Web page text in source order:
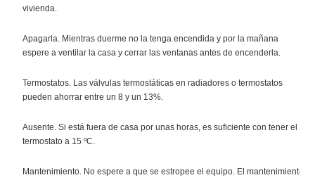
vivienda.
Apagarla. Mientras duerme no la tenga encendida y por la mañana
espere a ventilar la casa y cerrar las ventanas antes de encenderla.
Termostatos. Las válvulas termostáticas en radiadores o termostatos
pueden ahorrar entre un 8 y un 13%.
Ausente. Si está fuera de casa por unas horas, es suficiente con tener el
termostato a 15 ºC.
Mantenimiento. No espere a que se estropee el equipo. El mantenimiento